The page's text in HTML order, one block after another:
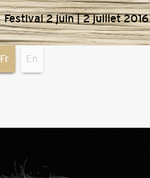
Festival 2 juin | 2 juillet 2016
Fr En